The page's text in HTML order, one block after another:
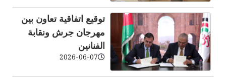
توقيع اتفاقية تعاون بين
مهرجان جرش ونقابة
الفنانين
2026-06-07